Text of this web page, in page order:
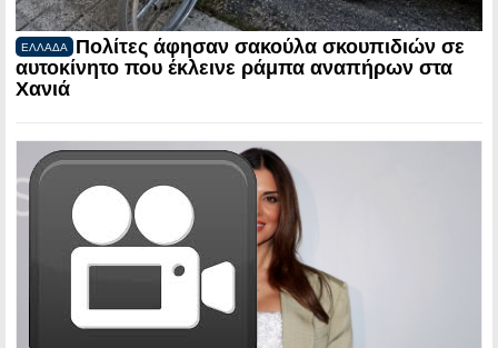
ΕΛΛΑΔΑ
Πολίτες άφησαν σακούλα σκουπιδιών σε
αυτοκίνητο που έκλεινε ράμπα αναπήρων στα
Χανιά